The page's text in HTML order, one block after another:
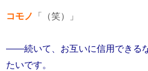
コモノ 「（笑）」
――続いて、お互いに信用できる
たいです。